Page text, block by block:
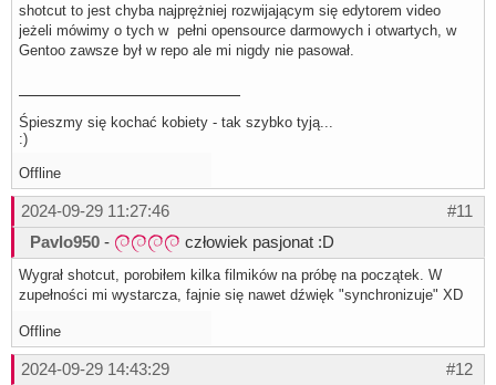
shotcut to jest chyba najprężniej rozwijającym się edytorem video
jeżeli mówimy o tych w pełni opensource darmowych i otwartych, w
Gentoo zawsze był w repo ale mi nigdy nie pasował.
Śpieszmy się kochać kobiety - tak szybko tyją...
:)
Offline
#11
2024-09-29 11:27:46
Pavlo950 - człowiek pasjonat :D
Wygrał shotcut, porobiłem kilka filmików na próbę na początek. W
zupełności mi wystarcza, fajnie się nawet dźwięk "synchronizuje" XD
Offline
#12
2024-09-29 14:43:29